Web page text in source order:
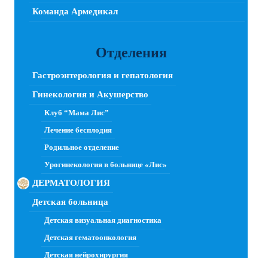
Команда Армедикал
Отделения
Гастроэнтерология и гепатология
Гинекология и Акушерство
Клуб “Мама Лис”
Лечение бесплодия
Родильное отделение
Урогинекология в больнице «Лис»
ДЕРМАТОЛОГИЯ
Детская больница
Детская визуальная диагностика
Детская гематоонкология
Детская нейрохирургия